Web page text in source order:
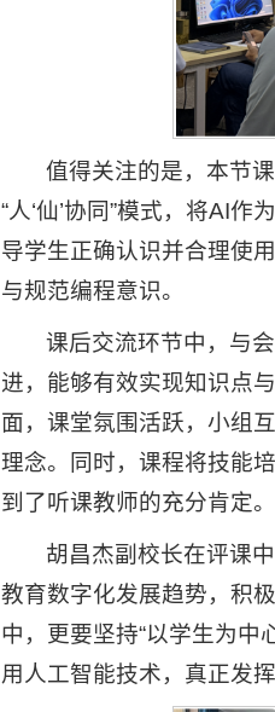
值得关注的是，本节
“人‘仙’协同”模式，将AI
导学生正确认识并合理使
与规范编程意识。
课后交流环节中，与
进，能够有效实现知识点
面，课堂氛围活跃，小组
理念。同时，课程将技能
到了听课教师的充分肯定。
胡昌杰副校长在评课
教育数字化发展趋势，积
中，更要坚持“以学生为中
用人工智能技术，真正发